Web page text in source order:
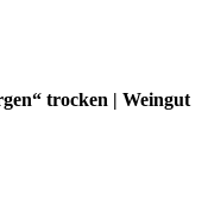
trocken | Weingut